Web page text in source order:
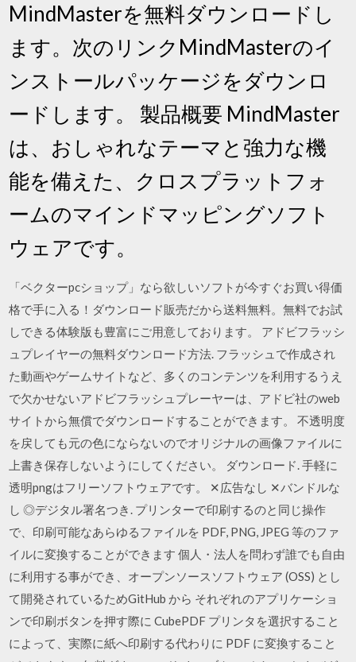
MindMasterを無料ダウンロードし
ます。次のリンクMindMasterのイ
ンストールパッケージをダウンロ
ードします。 製品概要 MindMaster
は、おしゃれなテーマと強力な機
能を備えた、クロスプラットフォ
ームのマインドマッピングソフト
ウェアです。
「ベクターpcショップ」なら欲しいソフトが今すぐお買い得価
格で手に入る！ダウンロード販売だから送料無料。無料でお試
しできる体験版も豊富にご用意しております。 アドビフラッシ
ュプレイヤーの無料ダウンロード方法. フラッシュで作成され
た動画やゲームサイトなど、多くのコンテンツを利用するうえ
で欠かせないアドビフラッシュプレーヤーは、アドビ社のweb
サイトから無償でダウンロードすることができます。 不透明度
を戻しても元の色にならないのでオリジナルの画像ファイルに
上書き保存しないようにしてください。 ダウンロード. 手軽に
透明pngはフリーソフトウェアです。 ✕広告なし ✕バンドルな
し ◎デジタル署名つき. プリンターで印刷するのと同じ操作
で、印刷可能なあらゆるファイルを PDF, PNG, JPEG 等のファ
イルに変換することができます 個人・法人を問わず誰でも自由
に利用する事ができ、オープンソースソフトウェア (OSS) とし
て開発されているためGitHub から それぞれのアプリケーショ
ンで印刷ボタンを押す際に CubePDF プリンタを選択すること
によって、実際に紙へ印刷する代わりに PDF に変換すること